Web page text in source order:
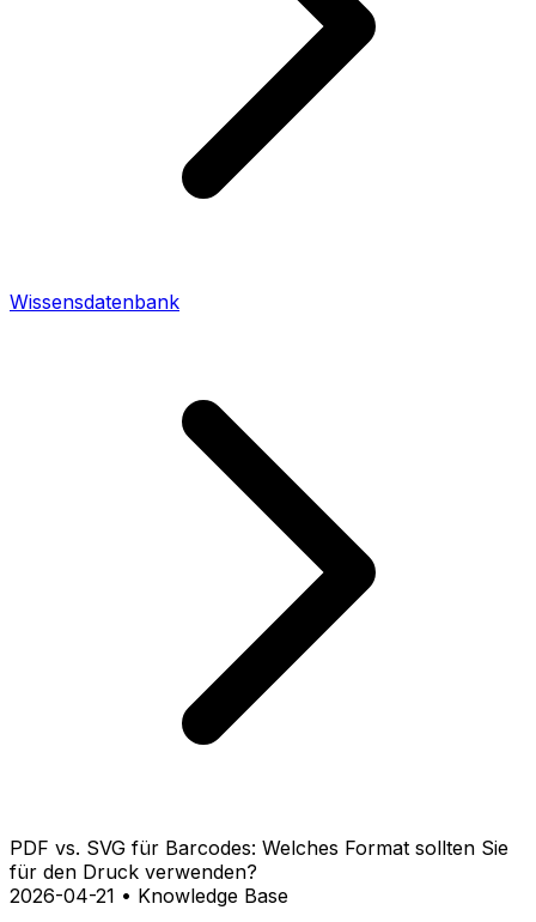
Wissensdatenbank
PDF vs. SVG für Barcodes: Welches Format sollten Sie
für den Druck verwenden?
2026-04-21 • Knowledge Base